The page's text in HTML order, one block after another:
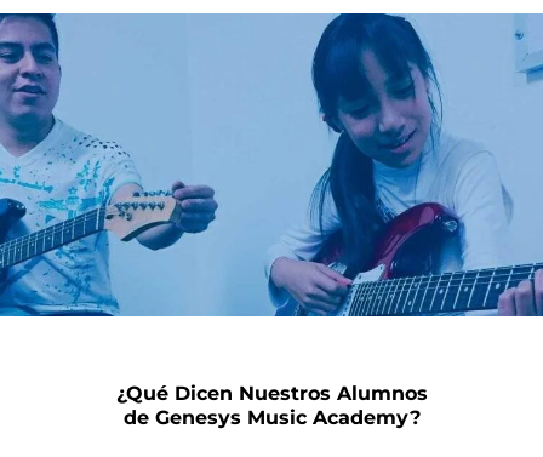
¿Qué Dicen Nuestros Alumnos
de Genesys Music Academy?